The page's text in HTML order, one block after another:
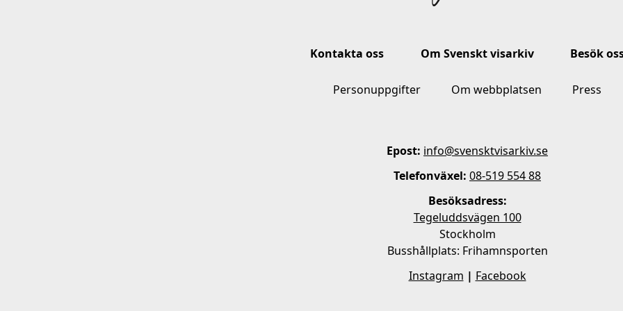
Kontakta oss Om Svenskt visarkiv Besök
Personuppgifter Om webbplatsen Press
Epost: info@svensktvisarkiv.se
Telefonväxel: 08-519 554 88
Besöksadress:
Tegeluddsvägen 100
Stockholm
Busshållplats: Frihamnsporten
Instagram | Facebook